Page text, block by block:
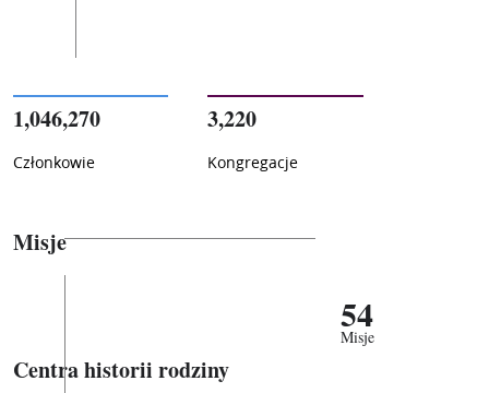
1,046,270
Członkowie
3,220
Kongregacje
Misje
54
Misje
Centra historii rodziny